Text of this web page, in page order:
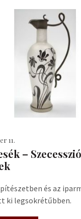
11.
–
és az
ki legsokrétűbben.